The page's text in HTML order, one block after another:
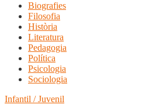
Biografies
Filosofia
Història
Literatura
Pedagogia
Política
Psicologia
Sociologia
Infantil / Juvenil